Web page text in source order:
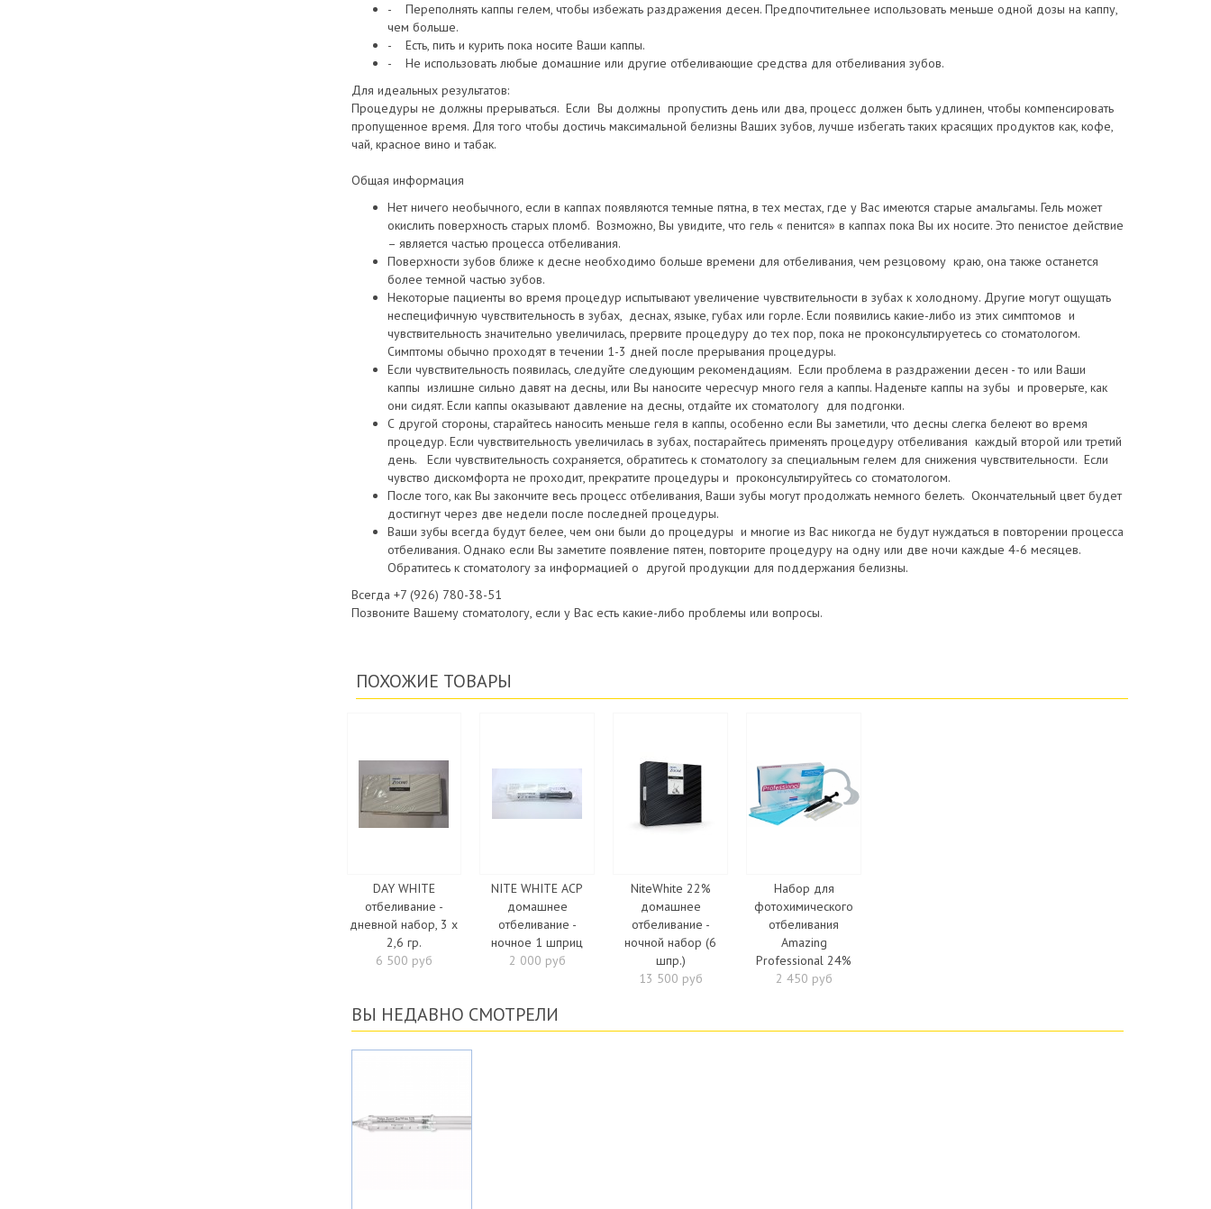
- Переполнять каппы гелем, чтобы избежать раздражения десен. Предпочтительнее использовать меньше одной дозы на каппу,
чем больше.
- Есть, пить и курить пока носите Ваши каппы.
- Не использовать любые домашние или другие отбеливающие средства для отбеливания зубов.
Для идеальных результатов:
Процедуры не должны прерываться. Если Вы должны пропустить день или два, процесс должен быть удлинен, чтобы компенсировать
пропущенное время. Для того чтобы достичь максимальной белизны Ваших зубов, лучше избегать таких красящих продуктов как, кофе,
чай, красное вино и табак.
Общая информация
Нет ничего необычного, если в каппах появляются темные пятна, в тех местах, где у Вас имеются старые амальгамы. Гель может
окислить поверхность старых пломб. Возможно, Вы увидите, что гель « пенится» в каппах пока Вы их носите. Это пенистое действие
– является частью процесса отбеливания.
Поверхности зубов ближе к десне необходимо больше времени для отбеливания, чем резцовому краю, она также останется
более темной частью зубов.
Некоторые пациенты во время процедур испытывают увеличение чувствительности в зубах к холодному. Другие могут ощущать
неспецифичную чувствительность в зубах, деснах, языке, губах или горле. Если появились какие-либо из этих симптомов и
чувствительность значительно увеличилась, прервите процедуру до тех пор, пока не проконсультируетесь со стоматологом.
Симптомы обычно проходят в течении 1-3 дней после прерывания процедуры.
Если чувствительность появилась, следуйте следующим рекомендациям. Если проблема в раздражении десен - то или Ваши
каппы излишне сильно давят на десны, или Вы наносите чересчур много геля а каппы. Наденьте каппы на зубы и проверьте, как
они сидят. Если каппы оказывают давление на десны, отдайте их стоматологу для подгонки.
С другой стороны, старайтесь наносить меньше геля в каппы, особенно если Вы заметили, что десны слегка белеют во время
процедур. Если чувствительность увеличилась в зубах, постарайтесь применять процедуру отбеливания каждый второй или третий
день. Если чувствительность сохраняется, обратитесь к стоматологу за специальным гелем для снижения чувствительности. Если
чувство дискомфорта не проходит, прекратите процедуры и проконсультируйтесь со стоматологом.
После того, как Вы закончите весь процесс отбеливания, Ваши зубы могут продолжать немного белеть. Окончательный цвет будет
достигнут через две недели после последней процедуры.
Ваши зубы всегда будут белее, чем они были до процедуры и многие из Вас никогда не будут нуждаться в повторении процесса
отбеливания. Однако если Вы заметите появление пятен, повторите процедуру на одну или две ночи каждые 4-6 месяцев.
Обратитесь к стоматологу за информацией о другой продукции для поддержания белизны.
Всегда +7 (926) 780-38-51
Позвоните Вашему стоматологу, если у Вас есть какие-либо проблемы или вопросы.
ПОХОЖИЕ ТОВАРЫ
DAY WHITE
отбеливание -
дневной набор, 3 х
2,6 гр.
6 500 руб
NITE WHITE ACP
домашнее
отбеливание -
ночное 1 шприц
2 000 руб
NiteWhite 22%
домашнее
отбеливание -
ночной набор (6
шпр.)
13 500 руб
Набор для
фотохимического
отбеливания
Amazing
Professional 24%
2 450 руб
ВЫ НЕДАВНО СМОТРЕЛИ